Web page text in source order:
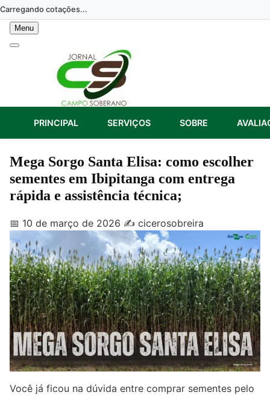
Skip
to
content
Carregando cotações...
Menu
PRINCIPAL SERVIÇOS SOBRE
Mega Sorgo Santa Elisa: como escolher
sementes em Ibipitanga com entrega
rápida e assistência técnica;
📅 10 de março de 2026 ✍️ cicerosobreira
Você já ficou na dúvida entre comprar sementes pelo